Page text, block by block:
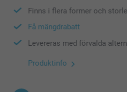
Finns i flera former och
Få mängdrabatt
Levereras med förvalda
Produktinfo